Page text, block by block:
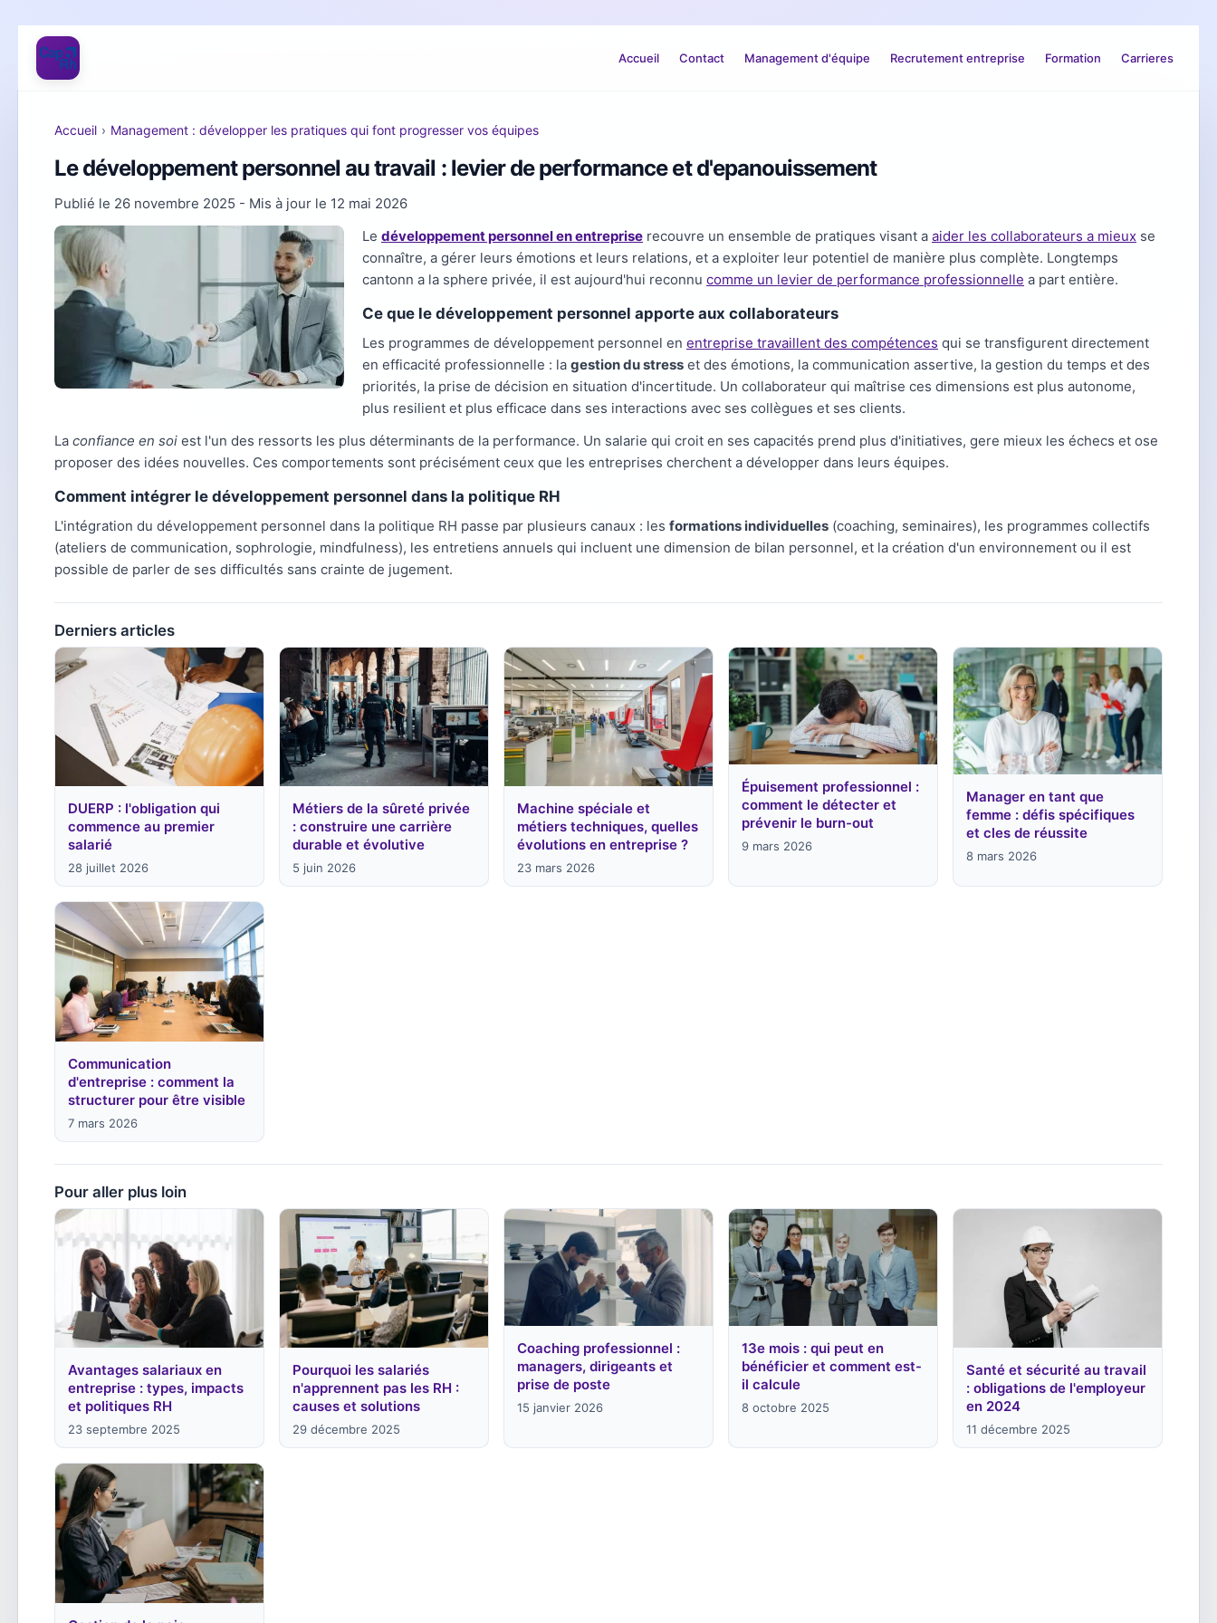
Accueil Contact Management d'équipe Recrutement entreprise Formation Carrieres
Accueil › Management : développer les pratiques qui font progresser vos équipes
Le développement personnel au travail : levier de performance et d'epanouissement
Publié le 26 novembre 2025 - Mis à jour le 12 mai 2026
Le développement personnel en entreprise recouvre un ensemble de pratiques visant a aider les collaborateurs a mieux se
connaître, a gérer leurs émotions et leurs relations, et a exploiter leur potentiel de manière plus complète. Longtemps
cantonn a la sphere privée, il est aujourd'hui reconnu comme un levier de performance professionnelle a part entière.
Ce que le développement personnel apporte aux collaborateurs
Les programmes de développement personnel en entreprise travaillent des compétences qui se transfigurent directement
en efficacité professionnelle : la gestion du stress et des émotions, la communication assertive, la gestion du temps et des
priorités, la prise de décision en situation d'incertitude. Un collaborateur qui maîtrise ces dimensions est plus autonome,
plus resilient et plus efficace dans ses interactions avec ses collègues et ses clients.
La confiance en soi est l'un des ressorts les plus déterminants de la performance. Un salarie qui croit en ses capacités prend plus d'initiatives, gere mieux les échecs et ose
proposer des idées nouvelles. Ces comportements sont précisément ceux que les entreprises cherchent a développer dans leurs équipes.
Comment intégrer le développement personnel dans la politique RH
L'intégration du développement personnel dans la politique RH passe par plusieurs canaux : les formations individuelles (coaching, seminaires), les programmes collectifs
(ateliers de communication, sophrologie, mindfulness), les entretiens annuels qui incluent une dimension de bilan personnel, et la création d'un environnement ou il est
possible de parler de ses difficultés sans crainte de jugement.
Derniers articles
DUERP : l'obligation qui
commence au premier
salarié
28 juillet 2026
Métiers de la sûreté privée
: construire une carrière
durable et évolutive
5 juin 2026
Machine spéciale et
métiers techniques, quelles
évolutions en entreprise ?
23 mars 2026
Épuisement professionnel :
comment le détecter et
prévenir le burn-out
9 mars 2026
Manager en tant que
femme : défis spécifiques
et cles de réussite
8 mars 2026
Communication
d'entreprise : comment la
structurer pour être visible
7 mars 2026
Pour aller plus loin
Avantages salariaux en
entreprise : types, impacts
et politiques RH
23 septembre 2025
Pourquoi les salariés
n'apprennent pas les RH :
causes et solutions
29 décembre 2025
Coaching professionnel :
managers, dirigeants et
prise de poste
15 janvier 2026
13e mois : qui peut en
bénéficier et comment est-
il calcule
8 octobre 2025
Santé et sécurité au travail
: obligations de l'employeur
en 2024
11 décembre 2025